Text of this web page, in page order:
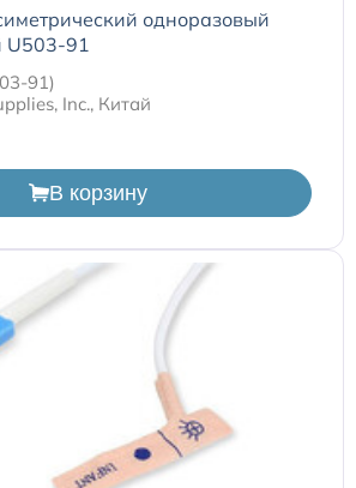
одноразовый
U503-91
91)
Inc., Китай
В корзину